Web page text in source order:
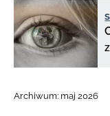
Archiwum: maj 2026